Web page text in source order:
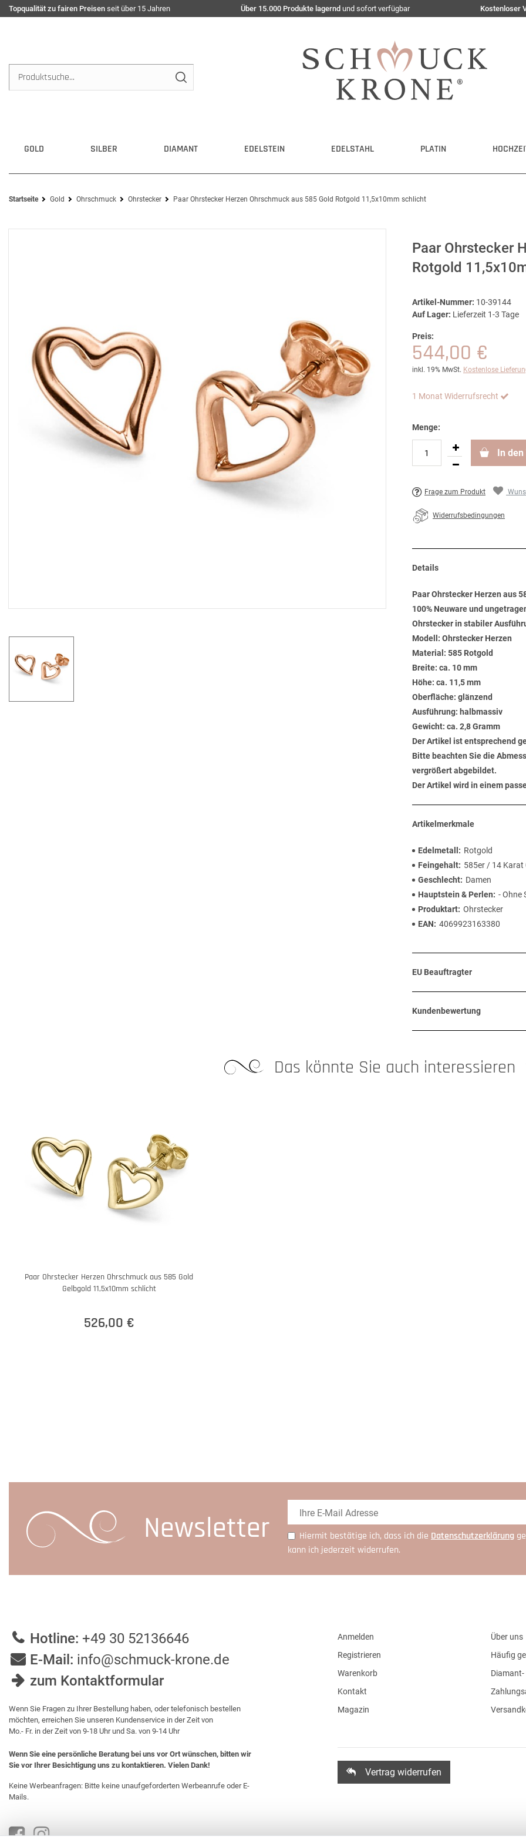
Topqualität zu fairen Preisen seit über 15 Jahren Über 15.000 Produkte lagernd und sofort verfügbar Kostenloser
GOLD SILBER DIAMANT EDELSTEIN EDELSTAHL PLATIN
Startseite Gold Ohrschmuck Ohrstecker Paar Ohrstecker Herzen Ohrschmuck aus 585 Gold Rotgold 11,5x10mm schlicht
Paar Ohrstecker
Rotgold
Artikel-Nummer: 10-39144
Auf Lager: Lieferzeit 1-3 Tage
Preis:
544,00 €
inkl. 19% MwSt. Kostenlose
1 Monat Widerrufsrecht
Menge:
In
Frage zum Produkt
Widerrufsbedingungen
Details
Paar Ohrstecker Herzen aus
100% Neuware und
Ohrstecker in stabiler
Modell: Ohrstecker Herzen
Material: 585 Rotgold
Breite: ca. 10 mm
Höhe: ca. 11,5 mm
Oberfläche: glänzend
Ausführung: halbmassiv
Gewicht: ca. 2,8 Gramm
Der Artikel ist entsprechend
Bitte beachten Sie die
vergrößert abgebildet.
Der Artikel wird in einem
Artikelmerkmale
Edelmetall
Rotgold
Feingehalt
585er / 14 Karat
Geschlecht
Damen
Hauptstein & Perlen
- Ohne
Produktart Ohrstecker
EAN
4069923163380
EU Beauftragter
Kundenbewertung
Das könnte Sie auch interessieren
Paar Ohrstecker Herzen Ohrschmuck aus 585 Gold
Gelbgold 11,5x10mm schlicht
526,00 €
Newsletter Hiermit bestätige ich, dass ich die Daten­schutz­erklärung
kann ich jederzeit widerrufen.
Hotline: +49 30 52136646
E-Mail: info@schmuck-krone.de
zum Kontaktformular
Wenn Sie Fragen zu Ihrer Bestellung haben, oder telefonisch bestellen
möchten, erreichen Sie unseren Kundenservice in der Zeit von
Mo.- Fr. in der Zeit von 9-18 Uhr und Sa. von 9-14 Uhr
Wenn Sie eine persönliche Beratung bei uns vor Ort wünschen, bitten wir
Sie vor Ihrer Besichtigung uns zu kontaktieren. Vielen Dank!
Keine Werbeanfragen: Bitte keine unaufgeforderten Werbeanrufe oder E-
Mails.
Anmelden
Registrieren
Warenkorb
Kontakt
Magazin
Über uns
Häufig
Vertrag widerrufen